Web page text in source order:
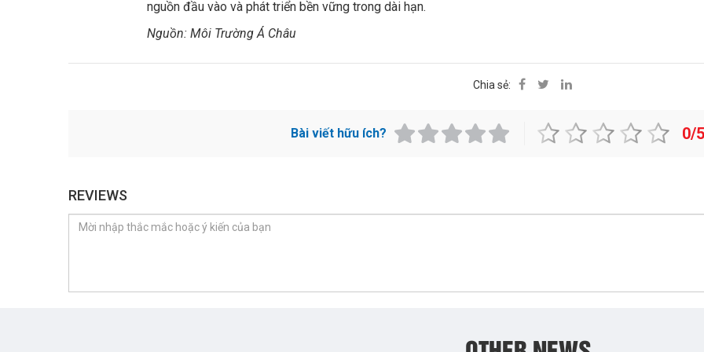
nguồn đầu vào và phát triển bền vững trong dài hạn.
Nguồn: Môi Trường Á Châu
Chia sẻ:
Bài viết hữu ích? 0/5
REVIEWS